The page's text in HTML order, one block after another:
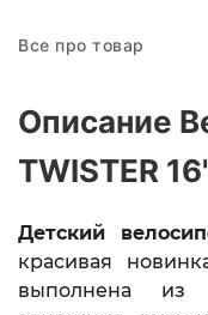
Все про товар
Описание
TWISTER
Детский
красивая
выполнена из